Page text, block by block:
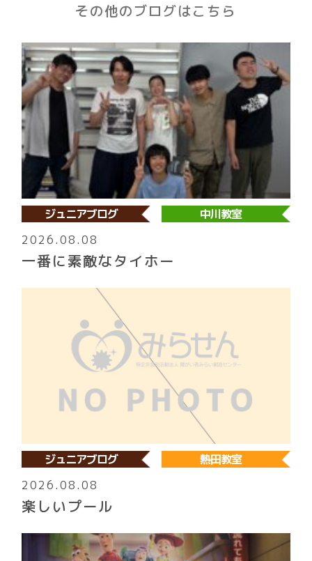
その他のブログはこちら
ジュニアブログ
中川教室
2026.08.08
一番に素敵なタイホー
ジュニアブログ
熱田教室
2026.08.08
楽しいプール